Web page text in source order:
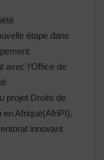
étape dans
avec l’Office de
projet Droits de
en Afrique(AfriPI),
innovant